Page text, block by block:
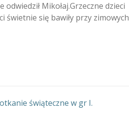
Mikołaj.Grzeczne dzieci
świetnie się bawiły przy zimowych
świąteczne w gr I.